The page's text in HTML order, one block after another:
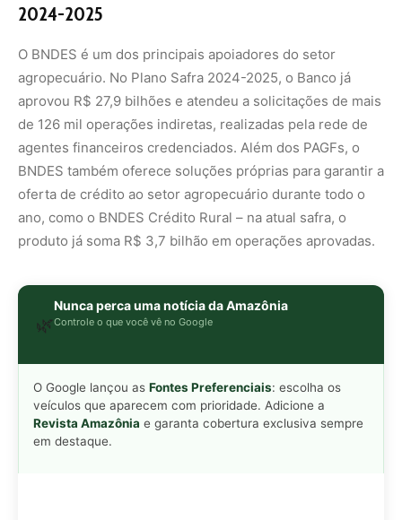
2024-2025
O BNDES é um dos principais apoiadores do setor
agropecuário. No Plano Safra 2024-2025, o Banco já
aprovou R$ 27,9 bilhões e atendeu a solicitações de mais
de 126 mil operações indiretas, realizadas pela rede de
agentes financeiros credenciados. Além dos PAGFs, o
BNDES também oferece soluções próprias para garantir a
oferta de crédito ao setor agropecuário durante todo o
ano, como o BNDES Crédito Rural – na atual safra, o
produto já soma R$ 3,7 bilhão em operações aprovadas.
🌿
Nunca perca uma notícia da Amazônia
Controle o que você vê no Google
O Google lançou as Fontes Preferenciais: escolha os
veículos que aparecem com prioridade. Adicione a
Revista Amazônia e garanta cobertura exclusiva sempre
em destaque.